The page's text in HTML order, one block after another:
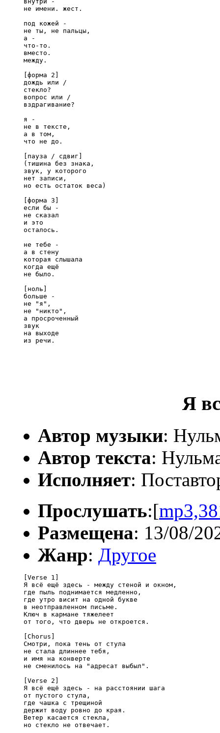
не имени. жест.
под кожей -
не ты, не пальцы,
а -
что-то.
вместо.
между.
[форма 2]
дождь или /
стекло?
вопрос или /
вздрагивание?
я -
не в тексте,
а в том,
что не до.
[пауза / сдвиг]
(тишина без знака,
звук, у которого
нет записи,
но есть остаток веса)
[форма 3]
если бы -
не сказал
и это
осталось.
не тебе -
а в стену
которая слышала
когда ещё
не было.
[ноль]
больше -
не "я",
не "никто",
а просроченный
звук
на выходе
из речи.
Я
Автор музыки:
Автор текста:
Исполняет:
Прослушать:[
Размещена: 13/08/
Жанр: Другое
[Verse 1]
Я всё ещё здесь - между стеной и окном,
где пыль поднимается медленно,
где утро висит на одной букве
в неотправленном письме.
Ключ в кармане тяжелеет
от того, что дверь не откроется.
[Chorus]
Смотри, пока тень от стула
не стала длиннее тебя,
и имя на конверте
не сменилось на "адресат выбыл".
[Verse 2]
Я всё ещё здесь - на расстоянии шага
от пустого стула,
где чашка с трещиной
держит воду ровно до края.
Ветер касается стекла,
но стекло не отвечает.